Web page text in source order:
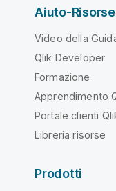
Aiuto-Risorse
Video della
Qlik Developer
Formazione
Apprendimento
Portale clienti
Libreria risorse
Prodotti